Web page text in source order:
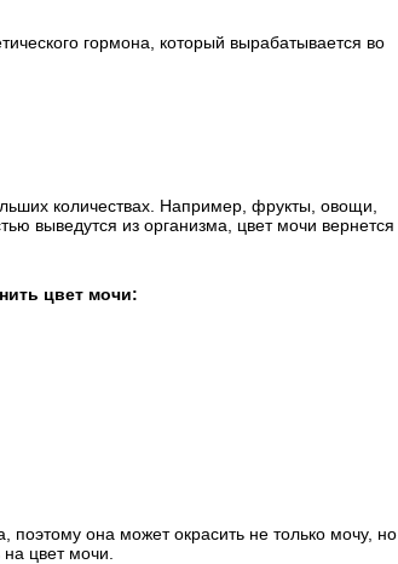
гормона, который вырабатывается во
количествах. Например, фрукты, овощи,
выведутся из организма, цвет мочи вернется
цвет мочи:
поэтому она может окрасить не только мочу, но
цвет мочи.